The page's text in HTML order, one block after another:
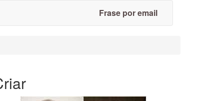
Frase por email